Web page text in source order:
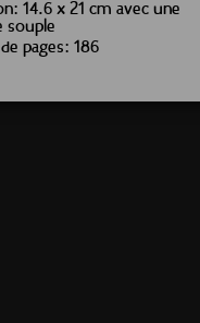
14.6 x 21 cm avec une
souple
pages: 186